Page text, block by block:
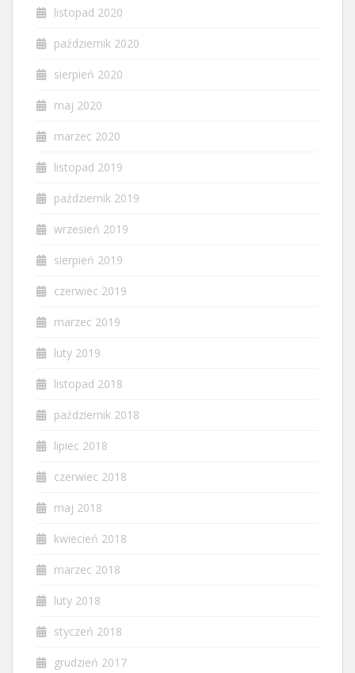
listopad 2020
październik 2020
sierpień 2020
maj 2020
marzec 2020
listopad 2019
październik 2019
wrzesień 2019
sierpień 2019
czerwiec 2019
marzec 2019
luty 2019
listopad 2018
październik 2018
lipiec 2018
czerwiec 2018
maj 2018
kwiecień 2018
marzec 2018
luty 2018
styczeń 2018
grudzień 2017